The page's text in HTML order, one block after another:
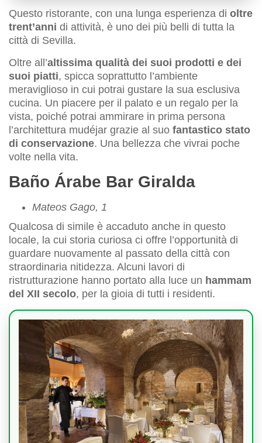
Questo ristorante, con una lunga esperienza di oltre
trent’anni di attività, è uno dei più belli di tutta la
città di Sevilla.
Oltre all’altissima qualità dei suoi prodotti e dei
suoi piatti, spicca soprattutto l’ambiente
meraviglioso in cui potrai gustare la sua esclusiva
cucina. Un piacere per il palato e un regalo per la
vista, poiché potrai ammirare in prima persona
l’architettura mudéjar grazie al suo fantastico stato
di conservazione. Una bellezza che vivrai poche
volte nella vita.
Baño Árabe Bar Giralda
Mateos Gago, 1
Qualcosa di simile è accaduto anche in questo
locale, la cui storia curiosa ci offre l’opportunità di
guardare nuovamente al passato della città con
straordinaria nitidezza. Alcuni lavori di
ristrutturazione hanno portato alla luce un hammam
del XII secolo, per la gioia di tutti i residenti.